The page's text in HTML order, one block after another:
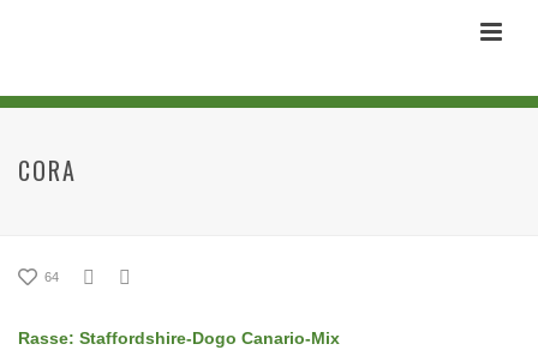
CORA
64
Rasse: Staffordshire-Dogo Canario-Mix